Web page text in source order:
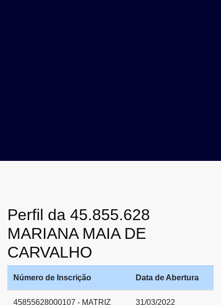
Perfil da 45.855.628
MARIANA MAIA DE
CARVALHO
Número de Inscrição Data de Abertura
45855628000107 - MATRIZ 31/03/2022